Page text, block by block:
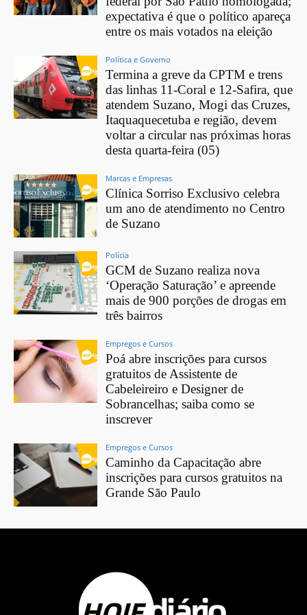
expectativa é que o político apareça
entre os mais votados na eleição
Política e Governo
Termina a greve da CPTM e trens
das linhas 11-Coral e 12-Safira, que
atendem Suzano, Mogi das Cruzes,
Itaquaquecetuba e região, devem
voltar a circular nas próximas horas
desta quarta-feira (05)
Marcas e Empresas
Clínica Sorriso Exclusivo celebra
um ano de atendimento no Centro
de Suzano
Polícia
GCM de Suzano realiza nova
‘Operação Saturação’ e apreende
mais de 900 porções de drogas em
três bairros
Empregos e Cursos
Poá abre inscrições para cursos
gratuitos de Assistente de
Cabeleireiro e Designer de
Sobrancelhas; saiba como se
inscrever
Empregos e Cursos
Caminho da Capacitação abre
inscrições para cursos gratuitos na
Grande São Paulo